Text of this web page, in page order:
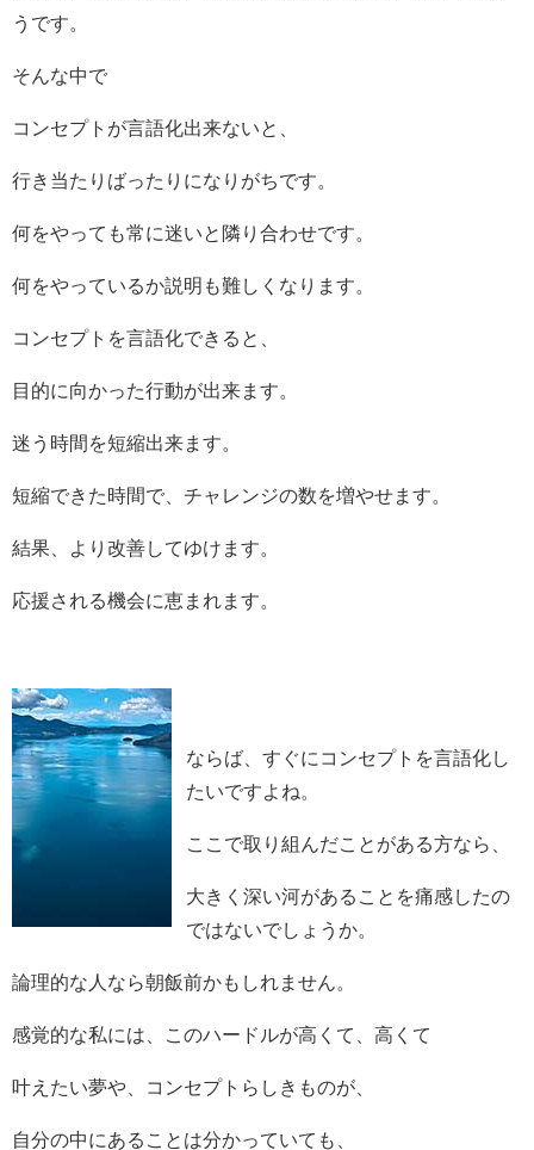
うです。
そんな中で
コンセプトが言語化出来ないと、
行き当たりばったりになりがちです。
何をやっても常に迷いと隣り合わせです。
何をやっているか説明も難しくなります。
コンセプトを言語化できると、
目的に向かった行動が出来ます。
迷う時間を短縮出来ます。
短縮できた時間で、チャレンジの数を増やせます。
結果、より改善してゆけます。
応援される機会に恵まれます。
ならば、すぐにコンセプトを言語化し
たいですよね。
ここで取り組んだことがある方なら、
大きく深い河があることを痛感したの
ではないでしょうか。
論理的な人なら朝飯前かもしれません。
感覚的な私には、このハードルが高くて、高くて
叶えたい夢や、コンセプトらしきものが、
自分の中にあることは分かっていても、